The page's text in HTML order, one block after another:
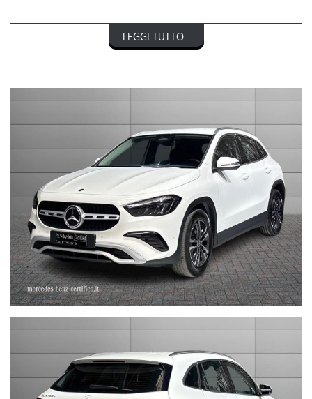
MERCEDES-BENZ CLASSE GLA 180 d Automatic Advanced
nel prezzo è escluso il passaggio di proprietà
LA INVITIAMO A SPECIFICARE:
- UN RECAPITO TELEFONICO
- IN CASO DI AUTO DA DARE IN PERMUTA (MODELLO, ANNO DI
IMMATRICOLAZIONE, KM)
STEFAUTO S.P.A.BOLOGNA
VIA BENTINI, 111
VIALE BERTI - PICHAT, 10 - 40127 BOLOGNA
--------------------------------------------------------------------------
LEGGI TUTTO...